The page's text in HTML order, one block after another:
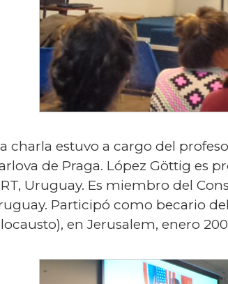
charla estuvo a cargo del
de Praga. López Göttig es
Uruguay. Es miembro del
Participó como becario
en Jerusalem, enero